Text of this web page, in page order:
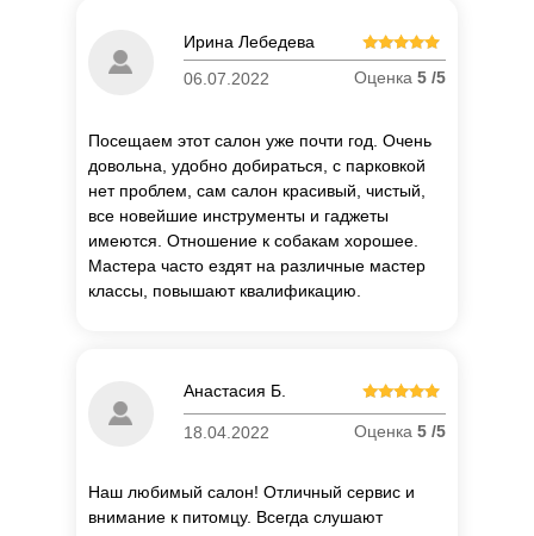
Ирина Лебедева
06.07.2022
Оценка 5 /5
Посещаем этот салон уже почти год. Очень
довольна, удобно добираться, с парковкой
нет проблем, сам салон красивый, чистый,
все новейшие инструменты и гаджеты
имеются. Отношение к собакам хорошее.
Мастера часто ездят на различные мастер
классы, повышают квалификацию.
Анастасия Б.
18.04.2022 Оценка 5 /5
Наш любимый салон! Отличный сервис и
внимание к питомцу. Всегда слушают